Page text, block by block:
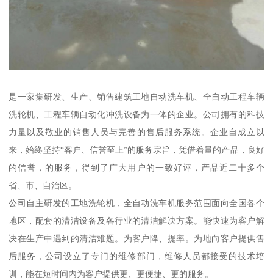
是一家集研发、生产、销售建筑工地自动洗车机、全自动工程车辆
洗轮机、工程车辆自动化冲洗设备为一体的企业。公司拥有的科技
力量以及敬业的销售人员与完善的售后服务系统。企业自成立以
来，始终坚持“客户、信誉至上”的服务宗旨，凭借着量的产品，良好
的信誉，的服务，得到了广大用户的一致好评，产品近二十多个
省、市、自治区。
公司自主研发的工地洗轮机，全自动洗车机服务范围面向全国各个
地区，配套的清洁设备及各行业的清洁解决方案。能快速为客户解
决在生产中遇到的清洁难题。为客户降、提率。为地向客户提供售
后服务，公司设立了专门的维修部门，维修人员都接受的技术培
训，能在短时间内为客户提供更、更便捷、更的服务。